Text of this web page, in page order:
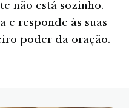
não está sozinho.
e responde às suas
poder da oração.